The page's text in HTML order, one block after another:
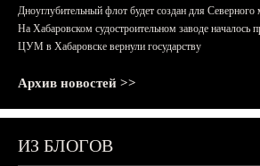
Дноуглубительный флот будет создан для Северного
На Хабаровском судостроительном заводе началось
ЦУМ в Хабаровске вернули государству
Архив новостей >>
ИЗ БЛОГОВ